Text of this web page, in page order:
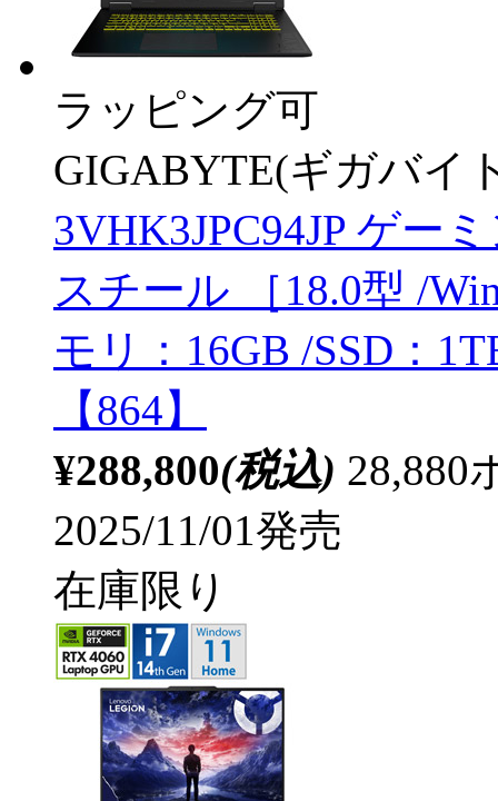
ラッピング可
GIGABYTE(ギガバイ
3VHK3JPC94JP ゲー
スチール ［18.0型 /
モリ：16GB /SSD：
【864】
¥288,800(税込) 28,880
2025/11/01発売
在庫限り